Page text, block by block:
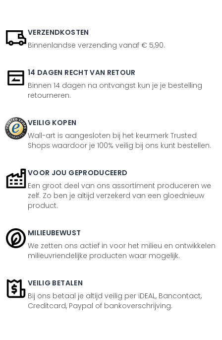
VERZENDKOSTEN
Binnenlandse verzending vanaf € 5,90.
14 DAGEN RECHT VAN RETOUR
Binnen 14 dagen na ontvangst kun je je bestelling
retourneren.
VEILIG KOPEN
Wall-art is aangesloten bij het keurmerk Trusted
Shops waardoor je 100% veilig bij ons kunt bestellen.
VOOR JOU GEPRODUCEERD
Een groot deel van ons assortiment produceren we
zelf. Zo ben je altijd verzekerd van een gloednieuw
product.
MILIEUBEWUST
We zetten ons actief in voor het milieu en ontwikkelen
milieuvriendelijke producten waar mogelijk.
VEILIG BETALEN
Bij ons betaal je altijd veilig per iDEAL, Bancontact,
Creditcard, Paypal of bankoverschrijving.